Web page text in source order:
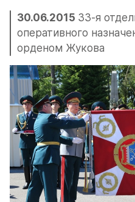
30.06.2015 33-я
оперативного
орденом Жукова